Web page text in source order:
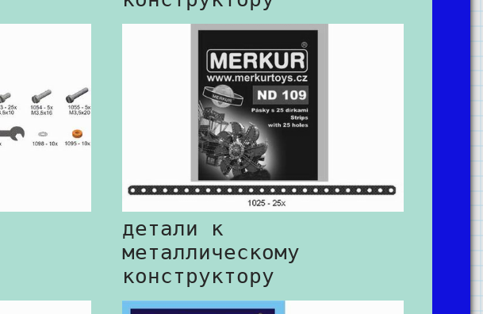
детали к
металлическому
конструктору